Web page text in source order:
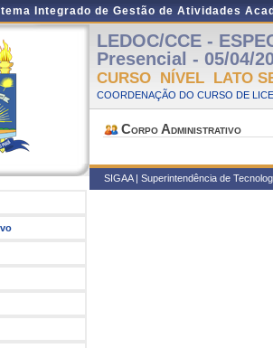
Integrado de Gestão de Atividades
LEDOC/CCE -
Presencial - 05/04/
CURSO NÍVEL LATO
COORDENAÇÃO DO CURSO DE
Corpo Administrativo
SIGAA | Superintendência de